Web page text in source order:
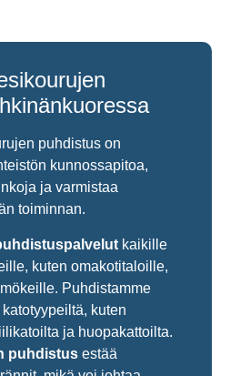
puhdistus on
kunnossapitoa,
ja varmistaa
toiminnan.
kaikille
kuten omakotitaloille,
Puhdistamme
kuten
ja huopakattoilta.
puhdistus estää